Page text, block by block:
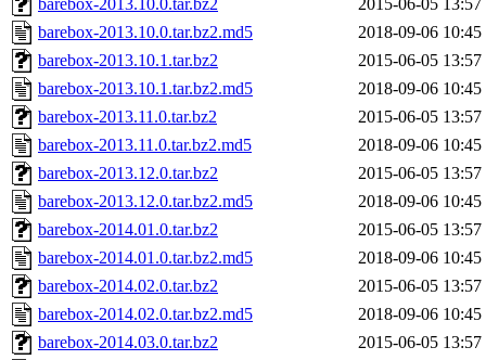
barebox-2013.10.0.tar.bz2
2015-06-05 13:57
barebox-2013.10.0.tar.bz2.md5
2018-09-06 10:45
barebox-2013.10.1.tar.bz2
2015-06-05 13:57
barebox-2013.10.1.tar.bz2.md5
2018-09-06 10:45
barebox-2013.11.0.tar.bz2
2015-06-05 13:57
barebox-2013.11.0.tar.bz2.md5
2018-09-06 10:45
barebox-2013.12.0.tar.bz2
2015-06-05 13:57
barebox-2013.12.0.tar.bz2.md5
2018-09-06 10:45
barebox-2014.01.0.tar.bz2
2015-06-05 13:57
barebox-2014.01.0.tar.bz2.md5
2018-09-06 10:45
barebox-2014.02.0.tar.bz2
2015-06-05 13:57
barebox-2014.02.0.tar.bz2.md5
2018-09-06 10:45
barebox-2014.03.0.tar.bz2
2015-06-05 13:57